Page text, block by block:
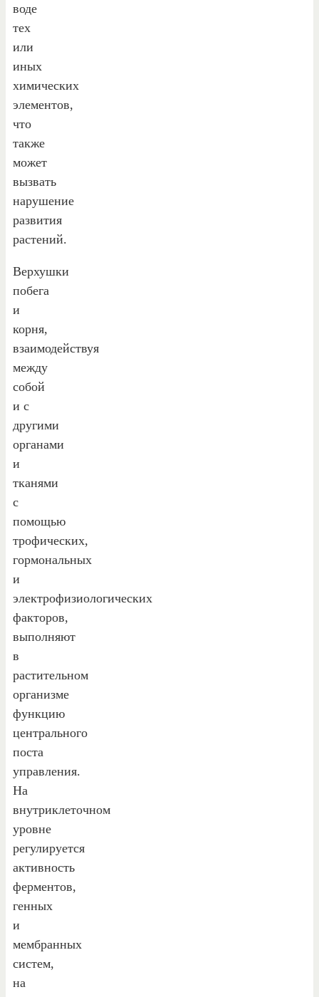
воде
тех
или
иных
химических
элементов,
что
также
может
вызвать
нарушение
развития
растений.
Верхушки
побега
и
корня,
взаимодействуя
между
собой
и с
другими
органами
и
тканями
с
помощью
трофических,
гормональных
и
электрофизиологических
факторов,
выполняют
в
растительном
организме
функцию
центрального
поста
управления.
На
внутриклеточном
уровне
регулируется
активность
ферментов,
генных
и
мембранных
систем,
на